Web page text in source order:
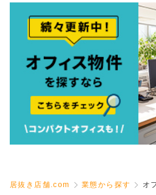
居抜き店舗.com 業態から探す オ